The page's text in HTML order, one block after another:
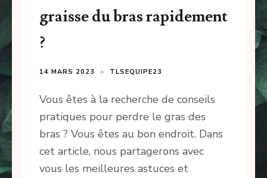
graisse du bras rapidement
?
14 MARS 2023 TLSEQUIPE23
Vous êtes à la recherche de conseils
pratiques pour perdre le gras des
bras ? Vous êtes au bon endroit. Dans
cet article, nous partagerons avec
vous les meilleures astuces et